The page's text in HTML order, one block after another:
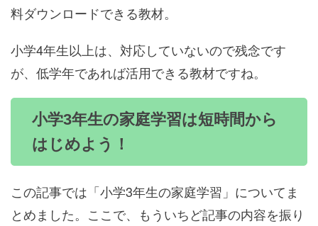
料ダウンロードできる教材。
小学4年生以上は、対応していないので残念です
が、低学年であれば活用できる教材ですね。
小学3年生の家庭学習は短時間から
はじめよう！
この記事では「小学3年生の家庭学習」についてま
とめました。ここで、もういちど記事の内容を振り